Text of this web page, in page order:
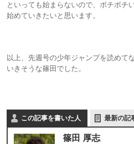
といっても始まらないので、ボチボチ
始めていきたいと思います。
以上、先週号の少年ジャンプを読めて
いきそうな篠田でした。
この記事を書いた人 最新の記
篠田 厚志